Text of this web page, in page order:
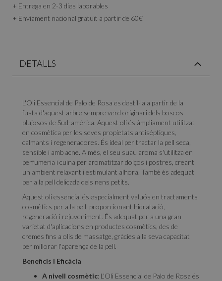
+ Entrega en 2-3 dies laborables
+ Enviament nacional gratuït a partir de 60€
DETALLS
L'Oli Essencial de Palo de Rosa es destil·la a partir de la
fusta d'aquest arbre sempre verd originari dels boscos
plujosos de Sud-amèrica. Aquest oli és àmpliament utilitzat
en cosmètica per les seves propietats antiséptiques,
calmants i regeneradores. És ideal per tractar la pell seca,
sensible i amb acne. A més, el seu suau aroma s'utilitza en
perfumeria i cuina per aromatitzar dolços i postres, creant
un ambient relaxant i estimulant alhora. També és adequat
per a la pell delicada dels nens petits.
Aquest oli essencial és especialment valuós en tractaments
cosmètics per a la pell, proporcionant hidratació,
regeneració i rejuveniment. És adequat per a una gran
varietat d'aplicacions en productes cosmètics, des de
cremes fins a olis de massatge, gràcies a la seva capacitat
per millorar l'aparença de la pell.
Beneficis i Eficàcia
A nivell cosmètic: L'Oli Essencial de Palo de Rosa és